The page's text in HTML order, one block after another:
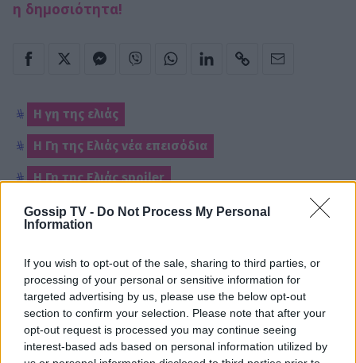
Gossip TV - Do Not Process My Personal
Information
If you wish to opt-out of the sale, sharing to third parties, or
processing of your personal or sensitive information for
targeted advertising by us, please use the below opt-out
section to confirm your selection. Please note that after your
opt-out request is processed you may continue seeing
interest-based ads based on personal information utilized by
η δημοσιότητα!
Η γη της ελιάς
Η Γη της Ελιάς νέα επεισόδια
Η Γη της Ελιάς spoiler
ΡΟΗ ΕΙΔΗΣΕΩΝ